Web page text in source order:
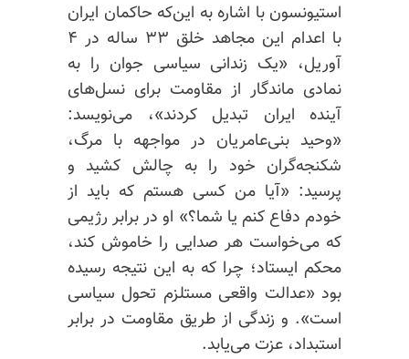
استیونسون با اشاره به این‌که حاکمان ایران
با اعدام این مجاهد خلق ۳۳ ساله در ۴
آوریل، «یک زندانی سیاسی جوان را به
نمادی ماندگار از مقاومت برای نسل‌های
آینده ایران تبدیل کردند»، می‌نویسد:
«وحید بنی‌عامریان در مواجهه با مرگ،
شکنجه‌گران خود را به چالش کشید و
پرسید: «آیا من کسی هستم که باید از
خودم دفاع کنم یا شما؟» او در برابر رژیمی
که می‌خواست هر صدایی را خاموش کند،
محکم ایستاد؛ چرا که به این نتیجه رسیده
بود «عدالت واقعی مستلزم تحول سیاسی
است». و زندگی از طریق مقاومت در برابر
استبداد، عزت می‌یابد.